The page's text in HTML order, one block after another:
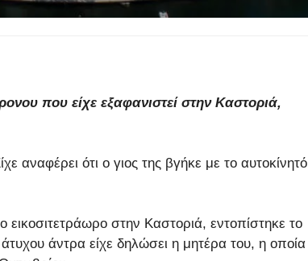
που είχε εξαφανιστεί στην Καστοριά,
αναφέρει ότι ο γιος της βγήκε με το αυτοκίνητό
στην Καστοριά, εντοπίστηκε το
άντρα είχε δηλώσει η μητέρα του, η οποία